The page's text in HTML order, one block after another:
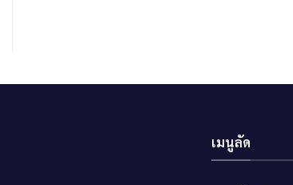
เมนูลัด